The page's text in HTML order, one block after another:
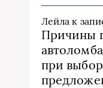
Лейла к
Причины
при